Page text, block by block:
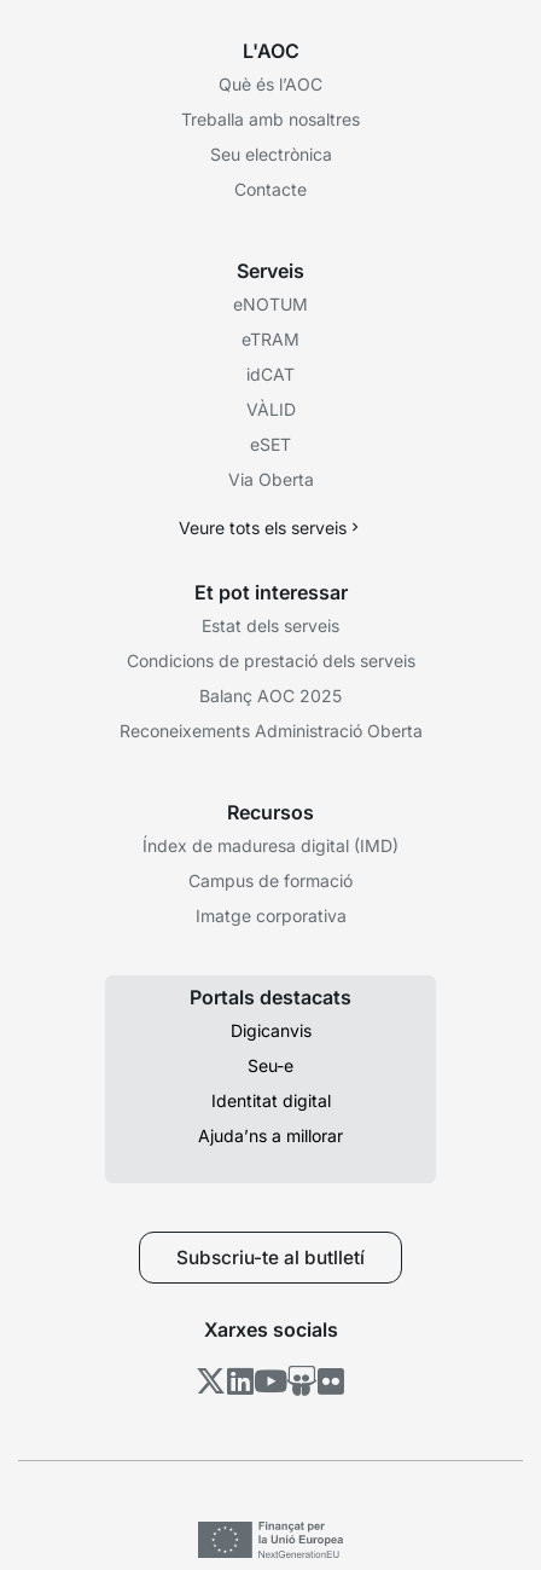
L'AOC
Què és l’AOC
Treballa amb nosaltres
Seu electrònica
Contacte
Serveis
eNOTUM
eTRAM
idCAT
VÀLID
eSET
Via Oberta
Veure tots els serveis
Et pot interessar
Estat dels serveis
Condicions de prestació dels serveis
Balanç AOC 2025
Reconeixements Administració Oberta
Recursos
Índex de maduresa digital (IMD)
Campus de formació
Imatge corporativa
Portals destacats
Digicanvis
Seu-e
Identitat digital
Ajuda’ns a millorar
Subscriu-te al butlletí
Xarxes socials